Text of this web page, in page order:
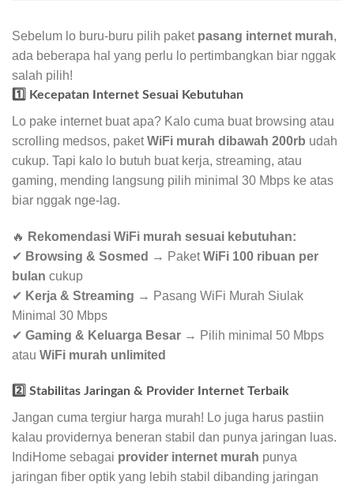
Sebelum lo buru-buru pilih paket pasang internet murah,
ada beberapa hal yang perlu lo pertimbangkan biar nggak
salah pilih!
1️⃣ Kecepatan Internet Sesuai Kebutuhan
Lo pake internet buat apa? Kalo cuma buat browsing atau
scrolling medsos, paketWiFi murah dibawah 200rb udah
cukup. Tapi kalo lo butuh buat kerja, streaming, atau
gaming, mending langsung pilih minimal 30 Mbps ke atas
biar nggak nge-lag.
🔥 Rekomendasi WiFi murah sesuai kebutuhan:
✔ Browsing & Sosmed → PaketWiFi 100 ribuan per
bulan cukup
✔ Kerja & Streaming → Pasang WiFi Murah Siulak
Minimal 30 Mbps
✔ Gaming & Keluarga Besar → Pilih minimal 50 Mbps
atau WiFi murah unlimited
2️⃣ Stabilitas Jaringan & Provider Internet Terbaik
Jangan cuma tergiur harga murah! Lo juga harus pastiin
kalau providernya beneran stabil dan punya jaringan luas.
IndiHome sebagai provider internet murah punya
jaringan fiber optik yang lebih stabil dibanding jaringan